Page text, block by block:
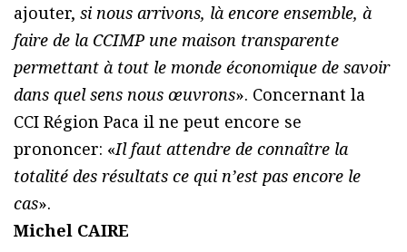
ajouter, si nous arrivons, là encore ensemble, à
faire de la CCIMP une maison transparente
permettant à tout le monde économique de savoir
dans quel sens nous œuvrons». Concernant la
CCI Région Paca il ne peut encore se
prononcer: «Il faut attendre de connaître la
totalité des résultats ce qui n’est pas encore le
cas».
Michel CAIRE